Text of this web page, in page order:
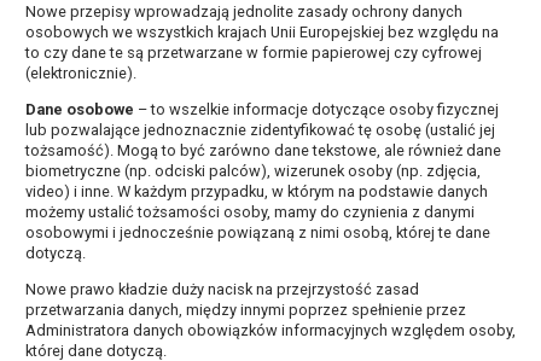
Nowe przepisy wprowadzają jednolite zasady ochrony danych
osobowych we wszystkich krajach Unii Europejskiej bez względu na
to czy dane te są przetwarzane w formie papierowej czy cyfrowej
(elektronicznie).
Dane osobowe – to wszelkie informacje dotyczące osoby fizycznej
lub pozwalające jednoznacznie zidentyfikować tę osobę (ustalić jej
tożsamość). Mogą to być zarówno dane tekstowe, ale również dane
biometryczne (np. odciski palców), wizerunek osoby (np. zdjęcia,
video) i inne. W każdym przypadku, w którym na podstawie danych
możemy ustalić tożsamości osoby, mamy do czynienia z danymi
osobowymi i jednocześnie powiązaną z nimi osobą, której te dane
dotyczą.
Nowe prawo kładzie duży nacisk na przejrzystość zasad
przetwarzania danych, między innymi poprzez spełnienie przez
Administratora danych obowiązków informacyjnych względem osoby,
której dane dotyczą.